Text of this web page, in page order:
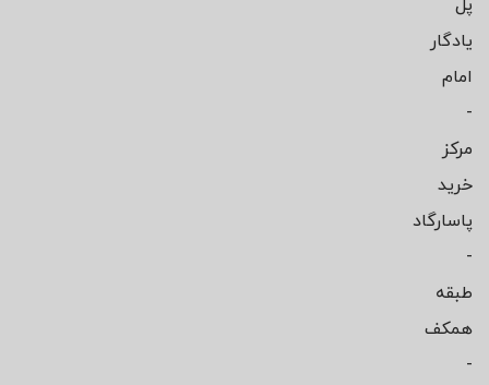
پل
یادگار
امام
-
مرکز
خرید
پاسارگاد
-
طبقه
همکف
-